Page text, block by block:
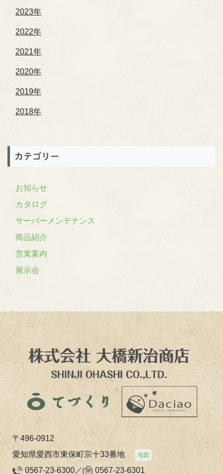
2023年
2022年
2021年
2020年
2019年
2018年
カテゴリー
お知らせ
カタログ
サーバーメンテナンス
商品紹介
営業案内
展示会
〒496-0912
愛知県愛西市東保町宗十33番地
地図
0567-23-6300／ 0567-23-6301